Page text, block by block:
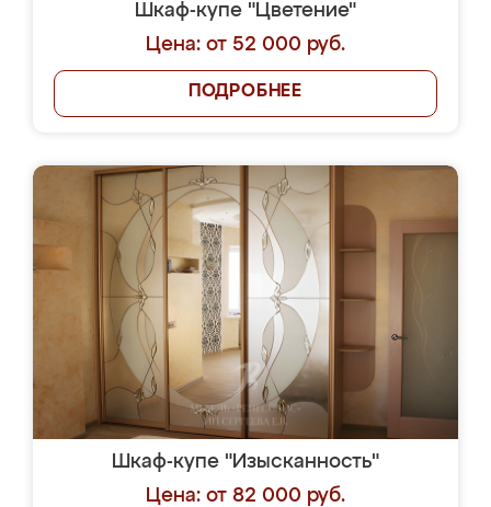
Шкаф-купе "Цветение"
Цена: от 52 000 руб.
ПОДРОБНЕЕ
Шкаф-купе "Изысканность"
Цена: от 82 000 руб.